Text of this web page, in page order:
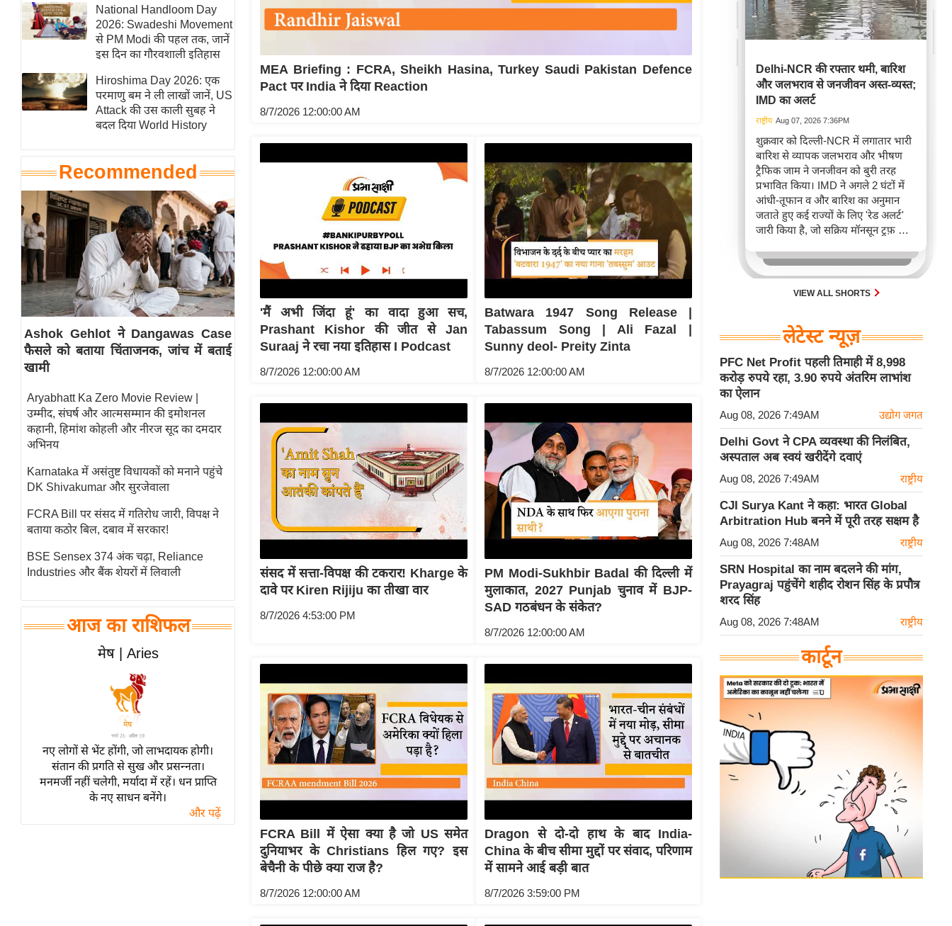
हॉलीवुड
फिल्म समीक्षा
Breaking
News
लाइफस्टाइल
टेक्नॉलॉजी
घरेलू नुस्खे
पर्यटन स्थल
फिटनेस मंत्रा
रिलेशनशिप
राजनीति
विश्लेषण
समसामयिक
मातृभूमि
स्तंभ
एम.
आई.
चाय पर
समीक्षा
ज्योतिष
महिमा/
धर्मस्थल
व्रत
त्योहार
राशिफल
विशेष
National Handloom Day
2026: Swadeshi Movement
से PM Modi की पहल तक, जानें
इस दिन का गौरवशाली इतिहास
Hiroshima Day 2026: एक
परमाणु बम ने ली लाखों जानें, US
Attack की उस काली सुबह ने
बदल दिया World History
Recommended
Ashok Gehlot ने Dangawas Case
फैसले को बताया चिंताजनक, जांच में बताई
खामी
Aryabhatt Ka Zero Movie Review |
उम्मीद, संघर्ष और आत्मसम्मान की इमोशनल
कहानी, हिमांश कोहली और नीरज सूद का दमदार
अभिनय
Karnataka में असंतुष्ट विधायकों को मनाने पहुंचे
DK Shivakumar और सुरजेवाला
FCRA Bill पर संसद में गतिरोध जारी, विपक्ष ने
बताया कठोर बिल, दबाव में सरकार!
BSE Sensex 374 अंक चढ़ा, Reliance
Industries और बैंक शेयरों में लिवाली
आज का राशिफल
मेष | Aries
नए लोगों से भेंट होंगी, जो लाभदायक होगी।
संतान की प्रगति से सुख और प्रसन्नता।
मनमर्जी नहीं चलेगी, मर्यादा में रहें। धन प्राप्ति
के नए साधन बनेंगे।
और पढ़ें
MEA Briefing : FCRA, Sheikh Hasina, Turkey Saudi Pakistan Defence
Pact पर India ने दिया Reaction
8/7/2026 12:00:00 AM
'मैं अभी जिंदा हूं' का वादा हुआ सच,
Prashant Kishor की जीत से Jan
Suraaj ने रचा नया इतिहास I Podcast
8/7/2026 12:00:00 AM
Batwara 1947 Song Release |
Tabassum Song | Ali Fazal |
Sunny deol- Preity Zinta
8/7/2026 12:00:00 AM
संसद में सत्ता-विपक्ष की टकरार! Kharge के
दावे पर Kiren Rijiju का तीखा वार
8/7/2026 4:53:00 PM
PM Modi-Sukhbir Badal की दिल्ली में
मुलाकात, 2027 Punjab चुनाव में BJP-
SAD गठबंधन के संकेत?
8/7/2026 12:00:00 AM
FCRA Bill में ऐसा क्या है जो US समेत
दुनियाभर के Christians हिल गए? इस
बेचैनी के पीछे क्या राज है?
8/7/2026 12:00:00 AM
Dragon से दो-दो हाथ के बाद India-
China के बीच सीमा मुद्दों पर संवाद, परिणाम
में सामने आई बड़ी बात
8/7/2026 3:59:00 PM
Delhi-NCR की रफ्तार थमी, बारिश
और जलभराव से जनजीवन अस्त-व्यस्त;
IMD का अलर्ट
राष्ट्रीय Aug 07, 2026 7:36PM
शुक्रवार को दिल्ली-NCR में लगातार भारी
बारिश से व्यापक जलभराव और भीषण
ट्रैफिक जाम ने जनजीवन को बुरी तरह
प्रभावित किया। IMD ने अगले 2 घंटों में
आंधी-तूफान व और बारिश का अनुमान
जताते हुए कई राज्यों के लिए 'रेड अलर्ट'
जारी किया है, जो सक्रिय मॉनसून ट्रफ़ और
जिससे यातायात बाधित होने के साथ-साथ
सफदरजंग अस्पताल में भी जलभराव की
स्थिति बनी।VIEW ALL SHORTS
लेटेस्ट न्यूज़
PFC Net Profit पहली तिमाही में 8,998
करोड़ रुपये रहा, 3.90 रुपये अंतरिम लाभांश
का ऐलान
Aug 08, 2026 7:49AM उद्योग जगत
Delhi Govt ने CPA व्यवस्था की निलंबित,
अस्पताल अब स्वयं खरीदेंगे दवाएं
Aug 08, 2026 7:49AM राष्ट्रीय
CJI Surya Kant ने कहा: भारत Global
Arbitration Hub बनने में पूरी तरह सक्षम है
Aug 08, 2026 7:48AM राष्ट्रीय
SRN Hospital का नाम बदलने की मांग,
Prayagraj पहुंचेंगे शहीद रोशन सिंह के प्रपौत्र
शरद सिंह
Aug 08, 2026 7:48AM राष्ट्रीय
कार्टून